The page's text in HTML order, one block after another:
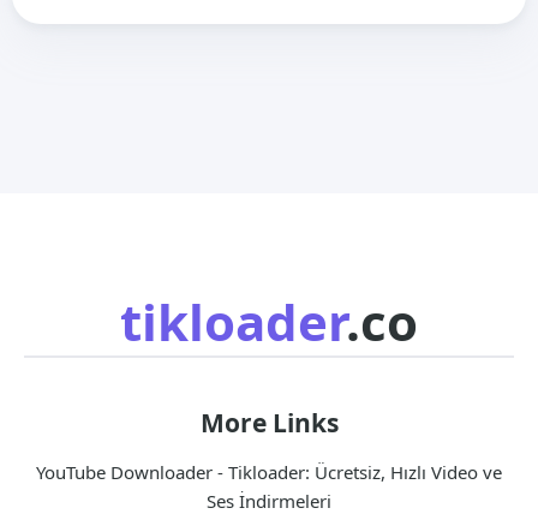
tikloader.co
More Links
YouTube Downloader - Tikloader: Ücretsiz, Hızlı Video ve
Ses İndirmeleri